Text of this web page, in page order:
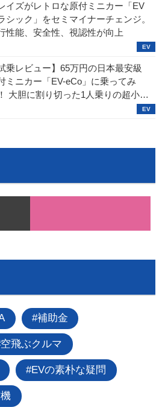
イズがレトロな原付ミニカー「EV
シック」をセミマイナーチェンジ。
性能、安全性、視認性が向上
乗レビュー】65万円の日本最安級
ミニカー「EV-eCo」に乗ってみ
大胆に割り切った1人乗りの超小型
補助金
空飛ぶクルマ
EVの素朴な疑問